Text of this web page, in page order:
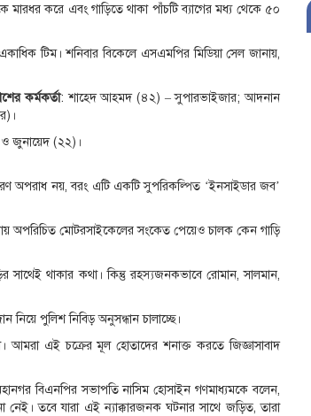
মারধর করে এবং গাড়িতে থাকা পাঁচটি ব্যাগের মধ্য থেকে ৫০
টিম। শনিবার বিকেলে এসএমপির মিডিয়া সেল জানায়,
কর্মকর্তা: শাহেদ আহমদ (৪২) – সুপারভাইজার; আদনান
জুনায়েদ (২২)।
অপরাধ নয়, বরং এটি একটি সুপরিকল্পিত ‘ইনসাইডার জব’
অপরিচিত মোটরসাইকেলের সংকেত পেয়েও চালক কেন গাড়ি
সাথেই থাকার কথা। কিন্তু রহস্যজনকভাবে রোমান, সালমান,
নিয়ে পুলিশ নিবিড় অনুসন্ধান চালাচ্ছে।
আমরা এই চক্রের মূল হোতাদের শনাক্ত করতে জিজ্ঞাসাবাদ
বিএনপির সভাপতি নাসিম হোসাইন গণমাধ্যমকে বলেন,
নেই। তবে যারা এই ন্যাক্কারজনক ঘটনার সাথে জড়িত, তারা